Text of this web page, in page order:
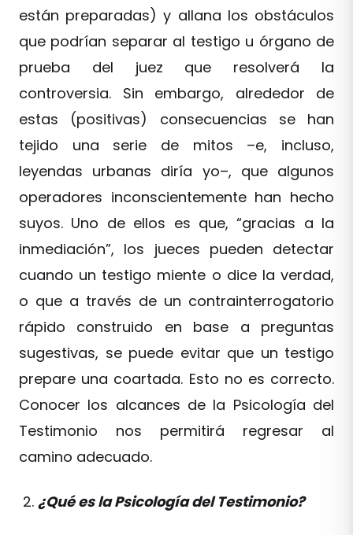
están preparadas) y allana los obstáculos
que podrían separar al testigo u órgano de
prueba del juez que resolverá la
controversia. Sin embargo, alrededor de
estas (positivas) consecuencias se han
tejido una serie de mitos –e, incluso,
leyendas urbanas diría yo–, que algunos
operadores inconscientemente han hecho
suyos. Uno de ellos es que, “gracias a la
inmediación”, los jueces pueden detectar
cuando un testigo miente o dice la verdad,
o que a través de un contrainterrogatorio
rápido construido en base a preguntas
sugestivas, se puede evitar que un testigo
prepare una coartada. Esto no es correcto.
Conocer los alcances de la Psicología del
Testimonio nos permitirá regresar al
camino adecuado.
¿Qué es la Psicología del Testimonio?